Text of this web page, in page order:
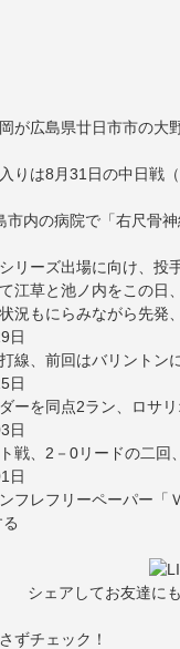
が広島県廿日市市の大
りは8月31日の中日戦
市内の病院で「右尺骨
リーズ出場に向け、投
江草と池ノ内をこの
況もにらみながら先発
日
線、前回はバリントン
日
ーを同点2ラン、ロサ
日
戦、2－0リードの二回
日
フレフリーペーパー「
シェアしてお友達に
ずチェック！